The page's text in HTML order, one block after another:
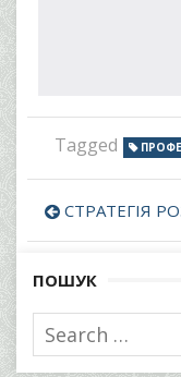
Tagged
записів
СТРАТЕГІЯ РОЗВИТКУ КУ «Бочечківського ЦПРПП» на
ПОШУК
Search
for: